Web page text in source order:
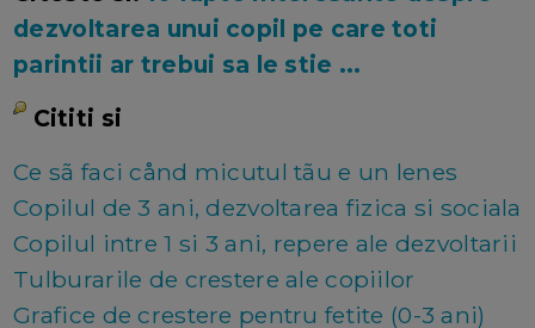
dezvoltarea unui copil pe care toti
parintii ar trebui sa le stie ...
Cititi si
Ce sã faci cånd micutul tãu e un lenes
Copilul de 3 ani, dezvoltarea fizica si sociala
Copilul intre 1 si 3 ani, repere ale dezvoltarii
Tulburarile de crestere ale copiilor
Grafice de crestere pentru fetite (0-3 ani)